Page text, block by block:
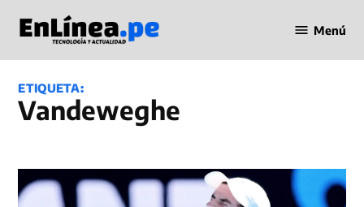
contenido
en Línea
Menú
ETIQUETA:
Vandeweghe